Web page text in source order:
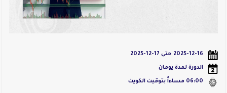
Video
2025-12-16 حتى 17-12-2025
الدورة لمدة يومان
06:00 مساءاً بتوقيت الكويت